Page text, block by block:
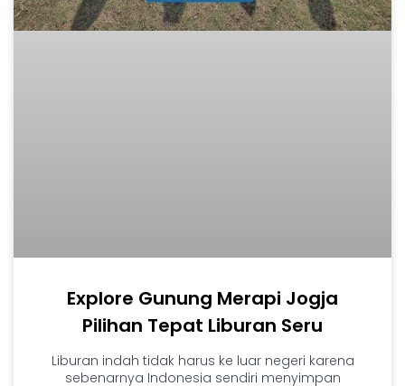
Explore Gunung Merapi Jogja
Pilihan Tepat Liburan Seru
Liburan indah tidak harus ke luar negeri karena
sebenarnya Indonesia sendiri menyimpan